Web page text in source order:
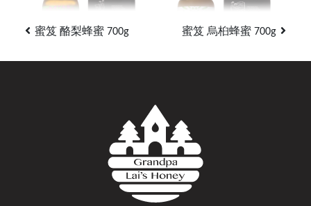
蜜笈 酪梨蜂蜜 700g 蜜笈 烏桕蜂蜜 700g